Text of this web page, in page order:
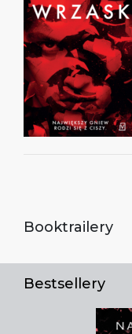
Booktrailery
Bestsellery